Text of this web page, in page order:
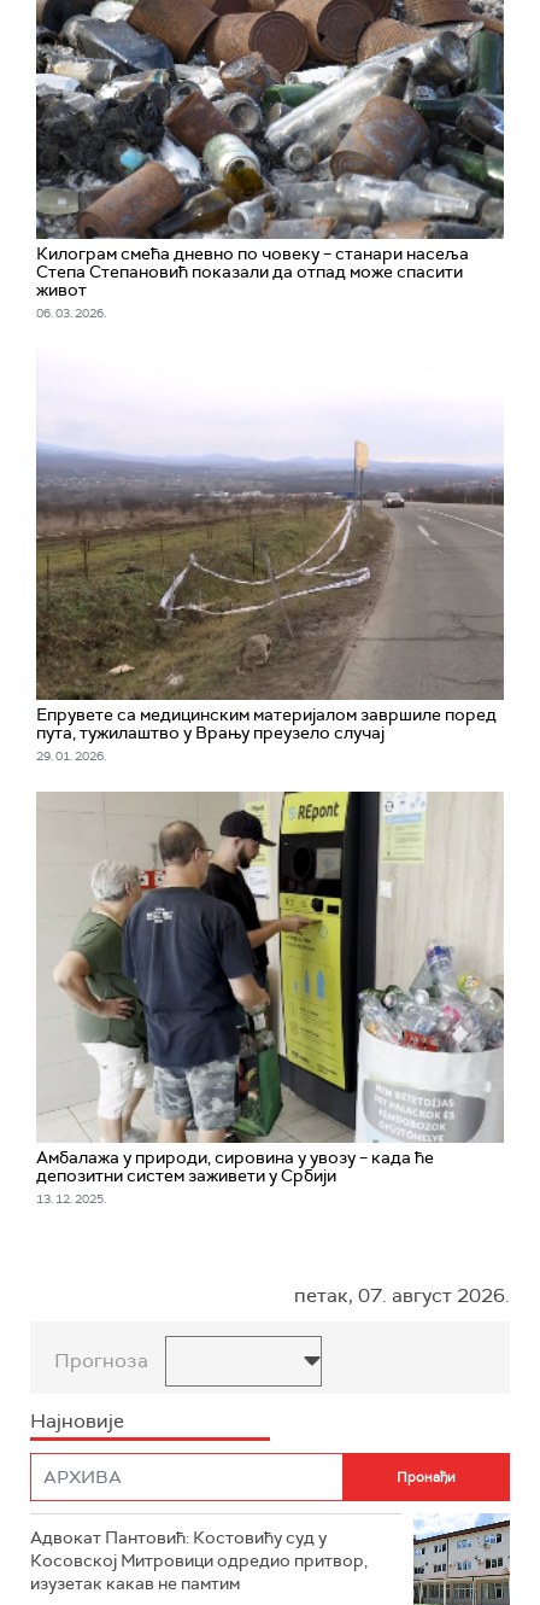
Килограм смећа дневно по човеку – станари насеља
Степа Степановић показали да отпад може спасити
живот
06. 03. 2026.
Епрувете са медицинским материјалом завршиле поред
пута, тужилаштво у Врању преузело случај
29. 01. 2026.
Амбалажа у природи, сировина у увозу – када ће
депозитни систем заживети у Србији
13. 12. 2025.
петак, 07. август 2026.
Прогноза
Најновије
Адвокат Пантовић: Костовићу суд у
Косовској Митровици одредио притвор,
изузетак какав не памтим